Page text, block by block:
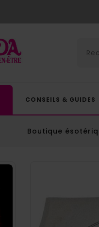
CONSEILS & GUIDES
Boutique